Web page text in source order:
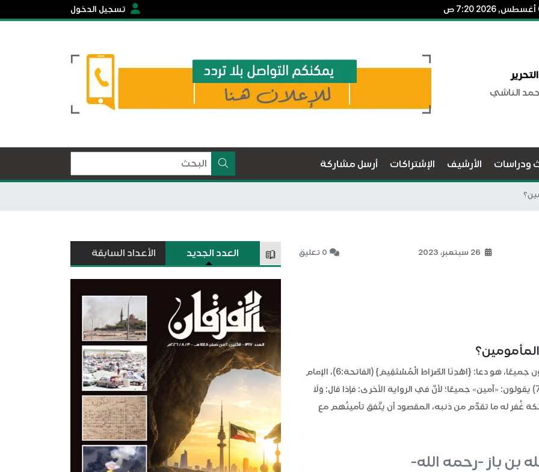
تسجيل الدخول
الناشي
ودراسات الأرشيف الإشتراكات أرسل مشاركة
0 تعليق
- إذا شرع الإمامُ، إذا شرع في المقصود كله دعاء، يدعون جميعًا، هو دعا: {اهْدِنَا الصِّرَاطَ الْمُسْتَقِيمَ} (الفاتحة:6)، الإمام
دعا، وهم مُنصتون له، ثم إذا قال: وَلَا الضَّالِّينَ (الفاتحة:7) يقولون: «آمين» جميعًا؛ لأنَّ في الرواية الأخرى: فإذا قال: وَلَا
غُفر له ما تقدَّم من ذنبه، المقصود أن يتَّفق تأمينُهم مع
بن باز -رحمه الله-
العدد الجديد الأعداد السابقة